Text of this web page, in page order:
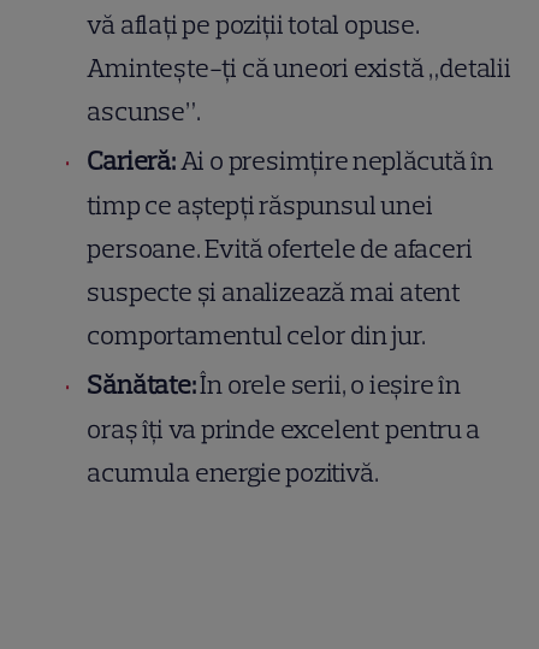
vă aflați pe poziții total opuse.
Amintește-ți că uneori există „detalii
ascunse”.
Carieră:Ai o presimțire neplăcută în
timp ce aștepți răspunsul unei
persoane. Evită ofertele de afaceri
suspecte și analizează mai atent
comportamentul celor din jur.
Sănătate:În orele serii, o ieșire în
oraș îți va prinde excelent pentru a
acumula energie pozitivă.